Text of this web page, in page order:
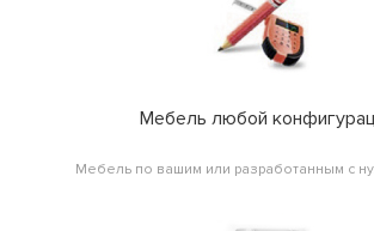
Мебель любой
Мебель по вашим или разработанным с